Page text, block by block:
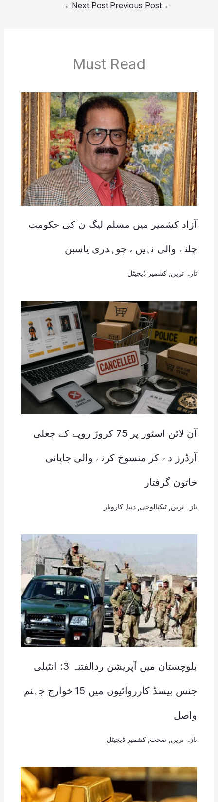
←
Next Post
→
Must Read
آزاد کشمیر میں مسلم لیگ ن کی حکومت
چلنے والی نہیں ، چوہدری یاسین
تازہ ترین کشمیر ڈیجیٹل
آن لائن اسٹور پر 75 کروڑ روپے کے جعلی
آرڈرز دے کر منسوخ کرنے والی جاپانی
خاتون گرفتار
تازہ ترین ٹیکنالوجی دنیا کاروبار
بلوچستان میں آپریشن ردالفتنہ 3: انٹیلی
جنس بیسڈ کارروائیوں میں 15 خوارج جہنم
واصل
تازہ ترین صحت کشمیر ڈیجیٹل